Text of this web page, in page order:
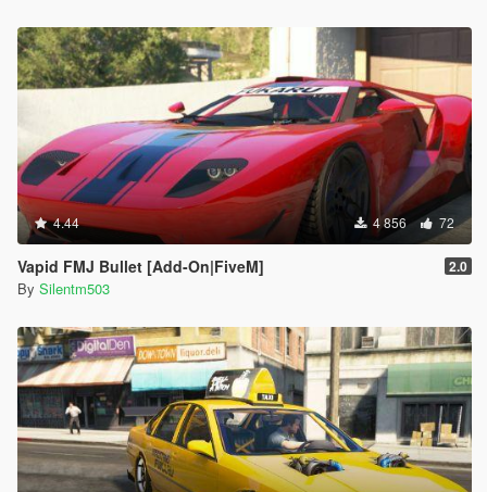
4.44 4 856 72
Vapid FMJ Bullet [Add-On|FiveM] 2.0
By Silentm503